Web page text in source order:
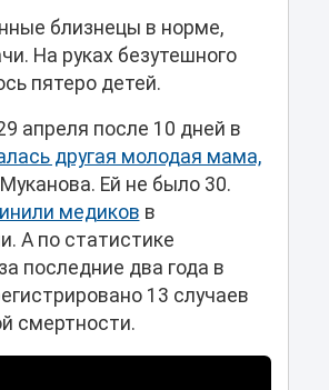
близнецы в норме,
На руках безутешного
пятеро детей.
апреля после 10 дней в
другая молодая мама,
Ей не было 30.
медиков в
А по статистике
последние два года в
13 случаев
смертности.